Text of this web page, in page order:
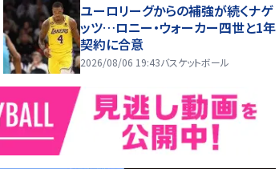
ユーロリーグからの補強が続くナゲ
ッツ…ロニー・ウォーカー四世と1年
契約に合意
2026/08/06 19:43バスケットボール